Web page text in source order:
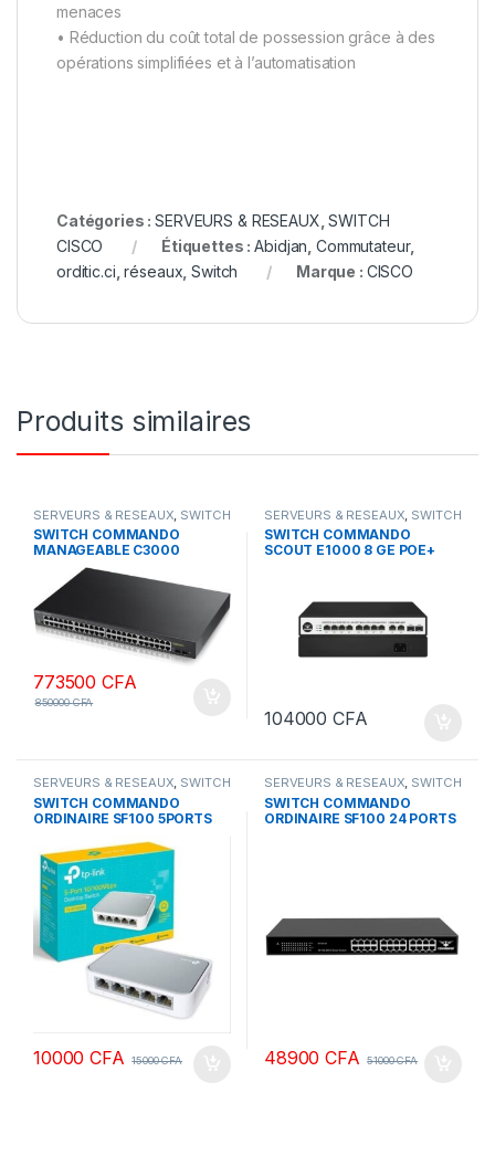
menaces
• Réduction du coût total de possession grâce à des
opérations simplifiées et à l’automatisation
Catégories :SERVEURS & RESEAUX ,SWITCH
CISCO
Étiquettes :Abidjan Commutateur,
orditic.ci ,réseaux ,Switch Marque : CISCO
Produits similaires
SERVEURS & RESEAUX SWITCH
COMMANDO
SWITCH COMMANDO
MANAGEABLE C3000
48ports Gigabyte + POE 800
773500CFA
850000CFA
SERVEURS & RESEAUX SWITCH
COMMANDO
SWITCH COMMANDO
SCOUT E1000 8 GE POE+
104000CFA
SERVEURS & RESEAUX, SWITCH
COMMANDO
SWITCH COMMANDO
ORDINAIRE SF100 5PORTS
10000CFA 15000CFA
SERVEURS & RESEAUX, SWITCH
COMMANDO
SWITCH COMMANDO
ORDINAIRE SF100 24 PORTS
48900CFA 51000CFA